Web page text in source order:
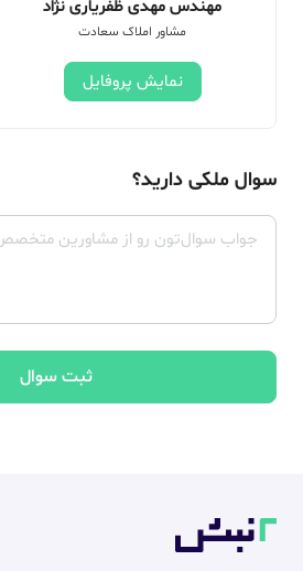
مهندس مهدی ظفریاری نژاد
مشاور املاک سعادت
نمایش پروفایل
سوال ملکی دارید؟
ثبت سوال